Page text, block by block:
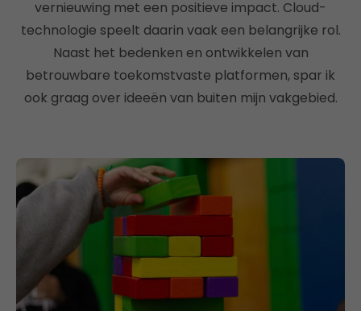
vernieuwing met een positieve impact. Cloud-
technologie speelt daarin vaak een belangrijke rol.
Naast het bedenken en ontwikkelen van
betrouwbare toekomstvaste platformen, spar ik
ook graag over ideeën van buiten mijn vakgebied.